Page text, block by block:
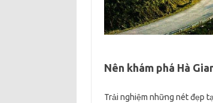
Nên khám phá Hà
Trải nghiệm những nét đẹp